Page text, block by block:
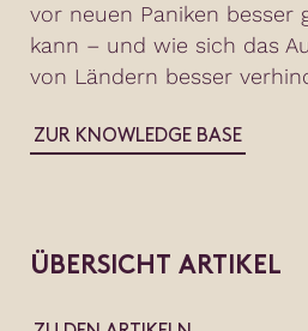
vor neuen Paniken besser
kann – und wie sich das
von Ländern besser
ZUR KNOWLEDGE BASE
ÜBERSICHT ARTIKEL